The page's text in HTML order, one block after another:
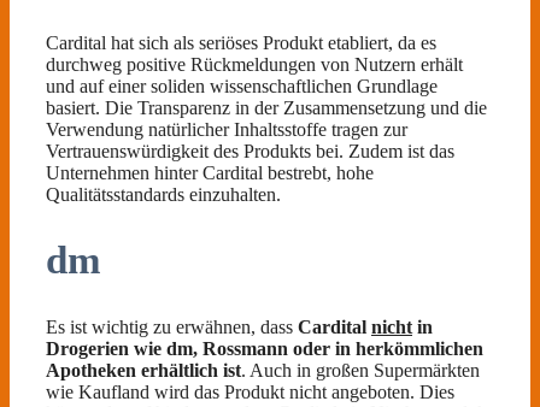
Cardital hat sich als seriöses Produkt etabliert, da es
durchweg positive Rückmeldungen von Nutzern erhält
und auf einer soliden wissenschaftlichen Grundlage
basiert. Die Transparenz in der Zusammensetzung und die
Verwendung natürlicher Inhaltsstoffe tragen zur
Vertrauenswürdigkeit des Produkts bei. Zudem ist das
Unternehmen hinter Cardital bestrebt, hohe
Qualitätsstandards einzuhalten.
dm
Es ist wichtig zu erwähnen, dass Cardital nicht in
Drogerien wie dm, Rossmann oder in herkömmlichen
Apotheken erhältlich ist. Auch in großen Supermärkten
wie Kaufland wird das Produkt nicht angeboten. Dies